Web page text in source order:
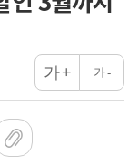
가+ 가-